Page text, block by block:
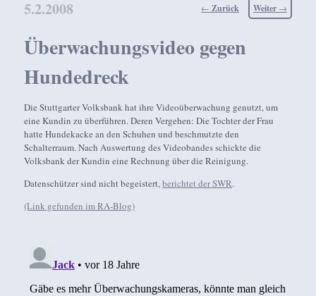
Beitragsnavigation
← Zurück Weiter →
Überwachungsvideo gegen
Hundedreck
5.2.2008
Die Stuttgarter Volksbank hat ihre Videoüberwachung genutzt, um
eine Kundin zu überführen. Deren Vergehen: Die Tochter der Frau
hatte Hundekacke an den Schuhen und beschmutzte den
Schalterraum. Nach Auswertung des Videobandes schickte die
Volksbank der Kundin eine Rechnung über die Reinigung.
Datenschützer sind nicht begeistert,berichtet der SWR.
(Link gefunden im RA-Blog)